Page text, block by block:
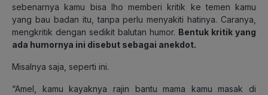
sebenarnya kamu bisa lho memberi kritik ke temen kamu
yang bau badan itu, tanpa perlu menyakiti hatinya. Caranya,
mengkritik dengan sedikit balutan humor. Bentuk kritik yang
ada humornya ini disebut sebagai anekdot.
Misalnya saja, seperti ini.
“Amel, kamu kayaknya rajin bantu mama kamu masak di